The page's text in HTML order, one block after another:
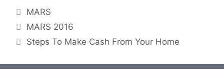
Kategorien
MARS
MARS 2016
Steps To Make Cash From Your Home